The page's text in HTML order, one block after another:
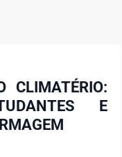
CLIMATÉRIO:
E